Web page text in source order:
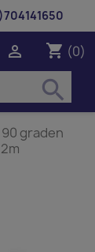
shopping_cart (0)

search
graden